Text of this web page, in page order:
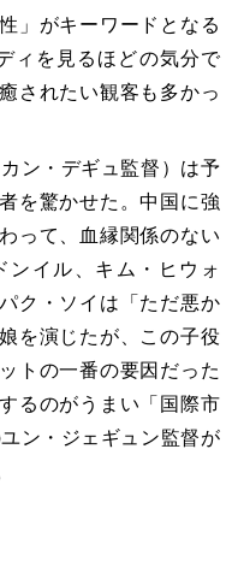
」がキーワードとなる
ィを見るほどの気分で
されたい観客も多かっ
ン・デギュ監督）は予
を驚かせた。中国に強
って、血縁関係のない
ンイル、キム・ヒウォ
ク・ソイは「ただ悪か
を演じたが、この子役
トの一番の要因だった
るのがうまい「国際市
ン・ジェギュン監督が